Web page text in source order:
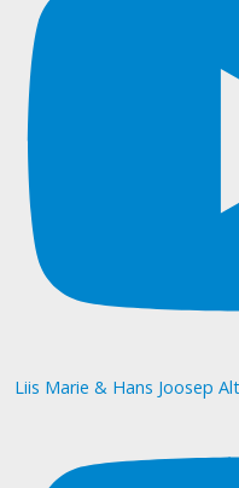
Liis Marie & Hans Joosep